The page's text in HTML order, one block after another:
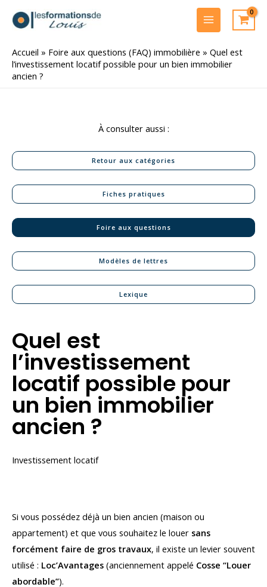
MAIN
MENU
Accueil » Foire aux questions (FAQ) immobilière » Quel est
l’investissement locatif possible pour un bien immobilier
ancien ?
À consulter aussi :
Retour aux catégories
Fiches pratiques
Foire aux questions
Modèles de lettres
Lexique
Quel est
l’investissement
locatif possible pour
un bien immobilier
ancien ?
Investissement locatif
Si vous possédez déjà un bien ancien (maison ou
appartement) et que vous souhaitez le louer sans
forcément faire de gros travaux, il existe un levier souvent
utilisé : Loc’Avantages (anciennement appelé Cosse “Louer
abordable”).